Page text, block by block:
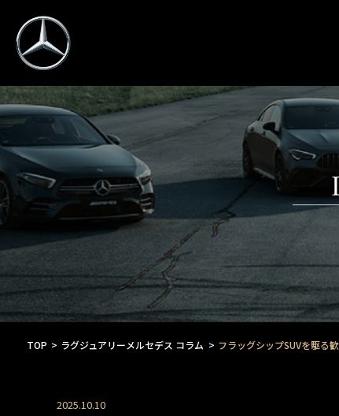
TOP ラグジュアリーメルセデス コラム フラッグシップSUVを駆る
2025.10.10